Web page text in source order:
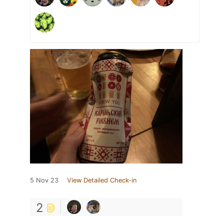
5 Nov 23 View Detailed Check-in
2